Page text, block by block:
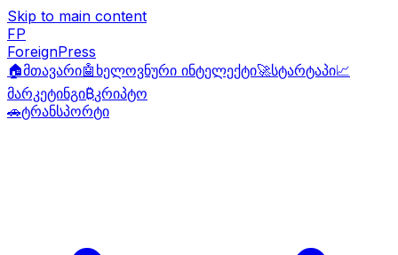
Skip to main content
FP
ForeignPress
🏠მთავარი🤖 ხელოვნური ინტელექტი🚀სტარტაპი📈
მარკეტინგი₿კრიპტო
🚗ტრანსპორტი